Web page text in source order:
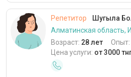
Репетитор
Шугыла
Алматинская область,
Возраст: 28 лет Опыт:
Цена услуги: от 3000